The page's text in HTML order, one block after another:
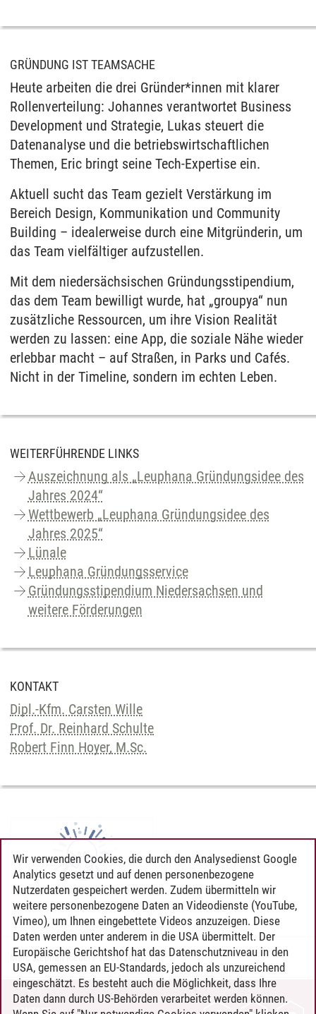
GRÜNDUNG IST TEAMSACHE
Heute arbeiten die drei Gründer*innen mit klarer
Rollenverteilung: Johannes verantwortet Business
Development und Strategie, Lukas steuert die
Datenanalyse und die betriebswirtschaftlichen
Themen, Eric bringt seine Tech-Expertise ein.
Aktuell sucht das Team gezielt Verstärkung im
Bereich Design, Kommunikation und Community
Building – idealerweise durch eine Mitgründerin, um
das Team vielfältiger aufzustellen.
Mit dem niedersächsischen Gründungsstipendium,
das dem Team bewilligt wurde, hat „groupya“ nun
zusätzliche Ressourcen, um ihre Vision Realität
werden zu lassen: eine App, die soziale Nähe wieder
erlebbar macht – auf Straßen, in Parks und Cafés.
Nicht in der Timeline, sondern im echten Leben.
WEITERFÜHRENDE LINKS
Auszeichnung als „Leuphana Gründungsidee des
Jahres 2024“
Wettbewerb „Leuphana Gründungsidee des
Jahres 2025“
Lünale
Leuphana Gründungsservice
Gründungsstipendium Niedersachsen und
weitere Förderungen
KONTAKT
Dipl.-Kfm. Carsten Wille
Prof. Dr. Reinhard Schulte
Robert Finn Hoyer, M.Sc.
Marc Stephan Riedel/18.07.2025
KONTAKT
Wir verwenden Cookies, die durch den Analysedienst Google
Analytics gesetzt und auf denen personenbezogene
Nutzerdaten gespeichert werden. Zudem übermitteln wir
weitere personenbezogene Daten an Videodienste (YouTube,
Vimeo), um Ihnen eingebettete Videos anzuzeigen. Diese
Daten werden unter anderem in die USA übermittelt. Der
Europäische Gerichtshof hat das Datenschutzniveau in den
USA, gemessen an EU-Standards, jedoch als unzureichend
eingeschätzt. Es besteht auch die Möglichkeit, dass Ihre
Daten dann durch US-Behörden verarbeitet werden können.